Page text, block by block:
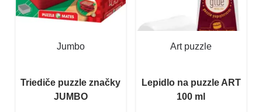
Jumbo
Triediče puzzle značky
JUMBO
Art puzzle
Lepidlo na puzzle ART
100 ml